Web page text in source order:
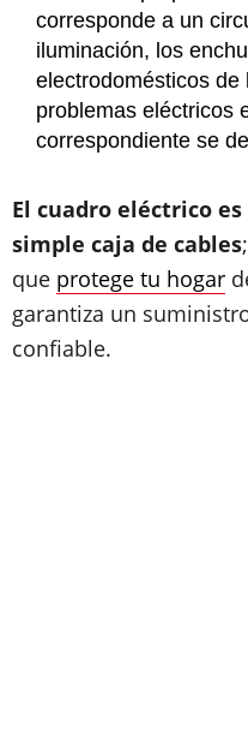
corresponde a un
iluminación, los
electrodomésticos
problemas eléctricos
correspondiente se
El cuadro eléctrico
simple caja de cables
que protege tu hogar
garantiza un
confiable.